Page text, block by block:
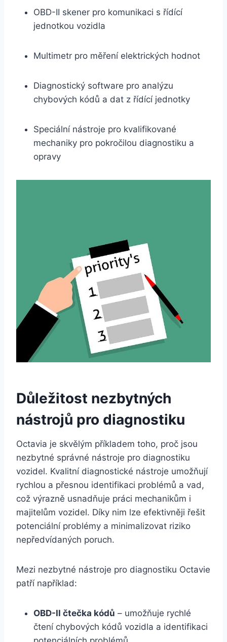
OBD-II skener pro komunikaci s řídící
jednotkou vozidla
Multimetr pro měření elektrických hodnot
Diagnostický software pro analýzu
chybových kódů a dat z řídící jednotky
Speciální nástroje pro kvalifikované
mechaniky pro pokročilou diagnostiku a
opravy
Důležitost nezbytných
nástrojů pro diagnostiku
Octavia je skvělým příkladem toho, proč jsou
nezbytné správné nástroje pro diagnostiku
vozidel. Kvalitní diagnostické nástroje umožňují
rychlou a přesnou identifikaci problémů a vad,
což výrazně usnadňuje práci mechanikům i
majitelům vozidel. Díky nim lze efektivněji řešit
potenciální problémy a minimalizovat riziko
nepředvídaných poruch.
Mezi nezbytné nástroje pro diagnostiku Octavie
patří například:
OBD-II čtečka kódů – umožňuje rychlé
čtení chybových kódů vozidla a identifikaci